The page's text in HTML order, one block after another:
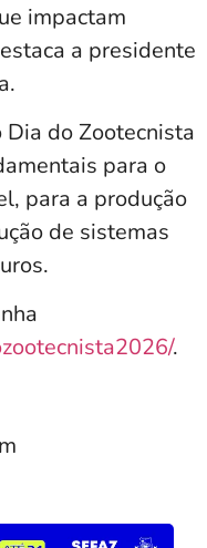
impactam
a presidente
do Zootecnista
para o
para a produção
de sistemas
.